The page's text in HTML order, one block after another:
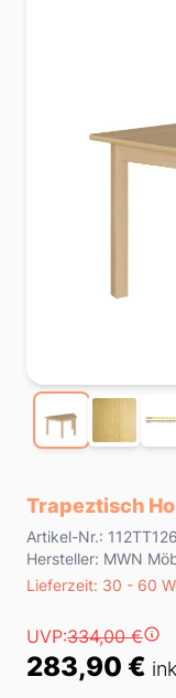
Trapeztisch
Product
Artikel-Nr.:
Hersteller: MWN
Lieferzeit
Lieferzeit: 30 - 60
Preis
UVP:334,00 €
283,90 €